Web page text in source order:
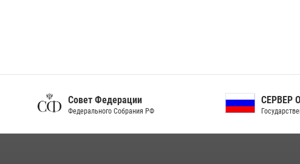
Совет Федерации
Федерального Собрания РФ
СЕРВЕР ОРГАНОВ
Государственной власти РФ